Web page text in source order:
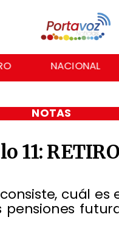
NACIONAL
11:
cuál
pensiones
NOTAS